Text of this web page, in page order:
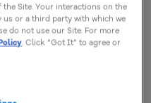
un sitio esuna de
resaltar tu
Site. Your interactions on the
or a third party with which we
do not use our Site. For more
. Click “Got It” to agree or